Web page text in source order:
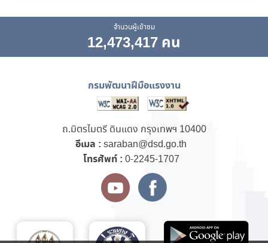
จำนวนผู้เข้าชม
12,473,417 คน
กรมพัฒนาฝีมือแรงงาน
ถ.มิตรไมตรี ดินแดง กรุงเทพฯ 10400
อีเมล : saraban@dsd.go.th
โทรศัพท์ : 0-2245-1707